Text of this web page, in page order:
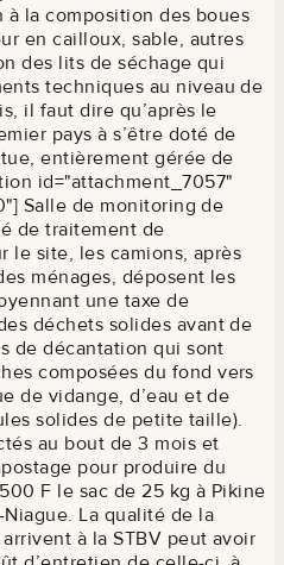
la composition des boues
en cailloux, sable, autres
des lits de séchage qui
techniques au niveau de
il faut dire qu’après le
pays à s’être doté de
entièrement gérée de
id="attachment_7057"
Salle de monitoring de
de traitement de
le site, les camions, après
ménages, déposent les
une taxe de
déchets solides avant de
de décantation qui sont
composées du fond vers
de vidange, d’eau et de
solides de petite taille).
au bout de 3 mois et
pour produire du
F le sac de 25 kg à Pikine
La qualité de la
à la STBV peut avoir